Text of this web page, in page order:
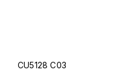
CU5128 C03